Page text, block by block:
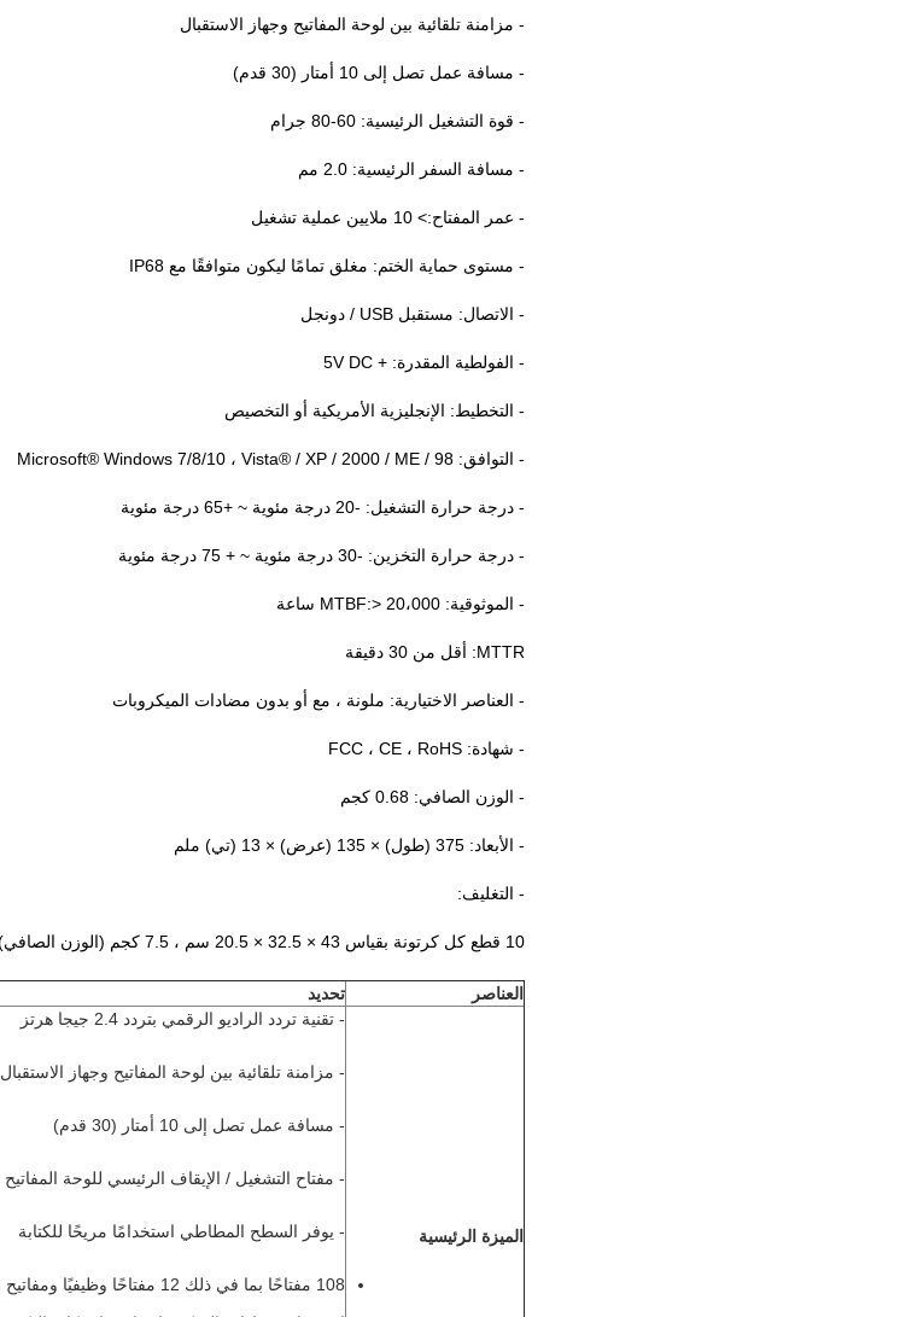
- مزامنة تلقائية بين لوحة المفاتيح وجهاز الاستقبال
- مسافة عمل تصل إلى 10 أمتار (30 قدم)
- قوة التشغيل الرئيسية: 60-80 جرام
- مسافة السفر الرئيسية: 2.0 مم
- عمر المفتاح:> 10 ملايين عملية تشغيل
- مستوى حماية الختم: مغلق تمامًا ليكون متوافقًا مع IP68
- الاتصال: مستقبل USB / دونجل
- الفولطية المقدرة: + 5V DC
- التخطيط: الإنجليزية الأمريكية أو التخصيص
- التوافق: Microsoft® Windows 7/8/10 ، Vista® / XP / 2000 / ME / 98
- درجة حرارة التشغيل: -20 درجة مئوية ~ +65 درجة مئوية
- درجة حرارة التخزين: -30 درجة مئوية ~ + 75 درجة مئوية
- الموثوقية: MTBF:> 20،000 ساعة
MTTR: ​​أقل من 30 دقيقة
- العناصر الاختيارية: ملونة ، مع أو بدون مضادات الميكروبات
- شهادة: FCC ، CE ، RoHS
- الوزن الصافي: 0.68 كجم
- الأبعاد: 375 (طول) × 135 (عرض) × 13 (تي) ملم
- التغليف:
10 قطع كل كرتونة بقياس 43 × 32.5 × 20.5 سم ، 7.5 كجم (الوزن الصافي) ، 9.0 كجم (الوزن الإجمالي) لكل كرتونة
العناصر تحديد
الميزة الرئيسية
- تقنية تردد الراديو الرقمي بتردد 2.4 جيجا هرتز
- مزامنة تلقائية بين لوحة المفاتيح وجهاز الاستقبال
- مسافة عمل تصل إلى 10 أمتار (30 قدم)
- مفتاح التشغيل / الإيقاف الرئيسي للوحة المفاتيح
- يوفر السطح المطاطي استخدامًا مريحًا للكتابة
108 مفتاحًا بما في ذلك 12 مفتاحًا وظيفيًا ومفاتيح رقمية